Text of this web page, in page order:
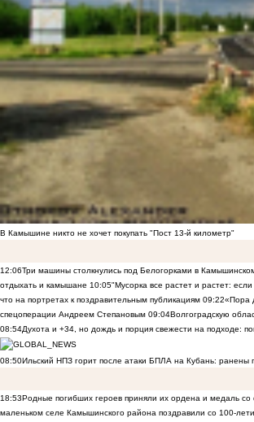
В Камышине никто не хочет покупать "Пост 13-й километр"
12:06Три машины столкнулись под Белогорками в
отдыхать и камышане 10:05"Мусорка все растет и растет:
что на портретах к поздравительным публикациям 09:22«Пора
спецоперации Андреем Степановым 09:04Волгоградскую
08:54Духота и +34, но дождь и порция свежести на подходе:
08:50Ильский НПЗ горит после атаки БПЛА на Кубань: ранены
18:53Родные погибших героев приняли их ордена и медаль
маленьком селе Камышинского района поздравили со 100-